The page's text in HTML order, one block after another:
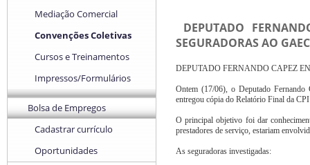
Mediação Comercial
Convenções Coletivas
Cursos e Treinamentos
Impressos/Formulários
Bolsa de Empregos
Cadastrar currículo
Oportunidades
DEPUTADO
SEGURADORAS AO
DEPUTADO FERNANDO CAPEZ
Ontem (17/06), o Deputado
entregou cópia do Relatório Final da
O principal objetivo foi dar
prestadores de serviço, estariam
As seguradoras investigadas: